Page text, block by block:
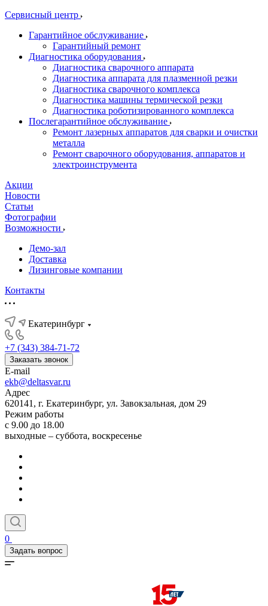
Сервисный центр
Гарантийное обслуживание
Гарантийный ремонт
Диагностика оборудования
Диагностика сварочного аппарата
Диагностика аппарата для плазменной резки
Диагностика сварочного комплекса
Диагностика машины термической резки
Диагностика роботизированного комплекса
Послегарантийное обслуживание
Ремонт лазерных аппаратов для сварки и очистки
металла
Ремонт сварочного оборудования, аппаратов и
электроинструмента
Акции
Новости
Статьи
Фотографии
Возможности
Демо-зал
Доставка
Лизинговые компании
Контакты
Екатеринбург
+7 (343) 384-71-72
Заказать звонок
E-mail
ekb@deltasvar.ru
Адрес
620141, г. Екатеринбург, ул. Завокзальная, дом 29
Режим работы
с 9.00 до 18.00
выходные – суббота, воскресенье
0
Задать вопрос